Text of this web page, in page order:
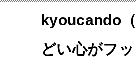
kyoucando
どい心がフ